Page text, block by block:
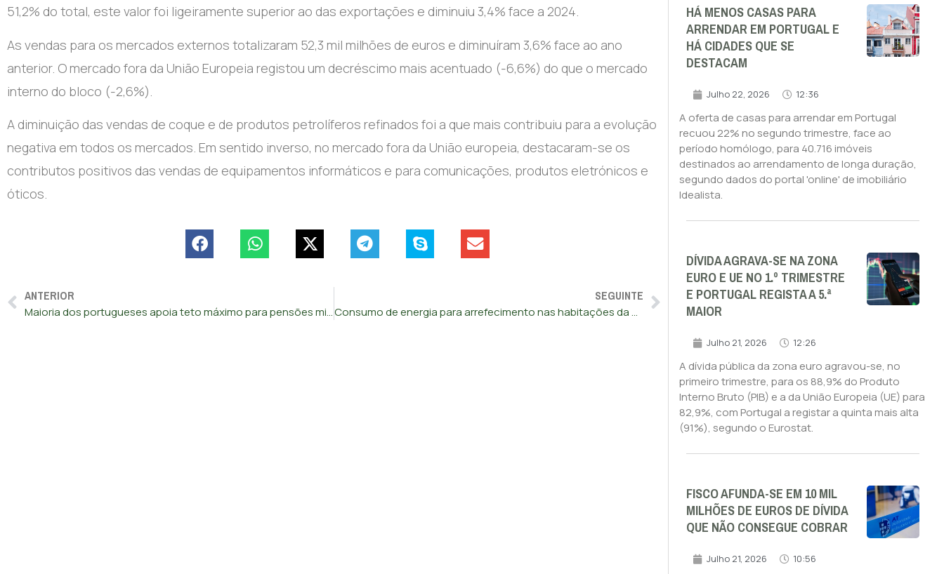
51,2% do total, este valor foi ligeiramente superior ao das exportações e diminuiu 3,4% face a 2024.
As vendas para os mercados externos totalizaram 52,3 mil milhões de euros e diminuíram 3,6% face ao ano
anterior. O mercado fora da União Europeia registou um decréscimo mais acentuado (-6,6%) do que o mercado
interno do bloco (-2,6%).
A diminuição das vendas de coque e de produtos petrolíferos refinados foi a que mais contribuiu para a evolução
negativa em todos os mercados. Em sentido inverso, no mercado fora da União europeia, destacaram-se os
contributos positivos das vendas de equipamentos informáticos e para comunicações, produtos eletrónicos e
óticos.
ANTERIOR
Maioria dos portugueses apoia teto máximo para pensões milionárias proposto pelo CHEGA
SEGUINTE
Consumo de energia para arrefecimento nas habitações da UE duplicou em seis anos
HÁ MENOS CASAS PARA
ARRENDAR EM PORTUGAL E
HÁ CIDADES QUE SE
DESTACAM
Julho 22, 2026 12:36
A oferta de casas para arrendar em Portugal
recuou 22% no segundo trimestre, face ao
período homólogo, para 40.716 imóveis
destinados ao arrendamento de longa duração,
segundo dados do portal 'online' de imobiliário
Idealista.
DÍVIDA AGRAVA-SE NA ZONA
EURO E UE NO 1.º TRIMESTRE
E PORTUGAL REGISTA A 5.ª
MAIOR
Julho 21, 2026 12:26
A dívida pública da zona euro agravou-se, no
primeiro trimestre, para os 88,9% do Produto
Interno Bruto (PIB) e a da União Europeia (UE) para
82,9%, com Portugal a registar a quinta mais alta
(91%), segundo o Eurostat.
FISCO AFUNDA-SE EM 10 MIL
MILHÕES DE EUROS DE DÍVIDA
QUE NÃO CONSEGUE COBRAR
Julho 21, 2026 10:56